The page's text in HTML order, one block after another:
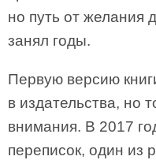
но путь от желания
занял годы.
Первую версию
в издательства, но
внимания. В 2017
переписок, один из